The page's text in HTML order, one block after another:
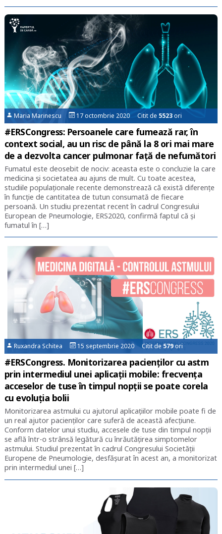
Maria Marinescu 17 octombrie 2020 Citit de 5523ori
#ERSCongress: Persoanele care fumează rar, în
context social, au un risc de până la 8 ori mai mare
de a dezvolta cancer pulmonar față de nefumători
Fumatul este deosebit de nociv: aceasta este o concluzie la care
medicina și societatea au ajuns de mult. Cu toate acestea,
studiile populaționale recente demonstrează că există diferențe
în funcție de cantitatea de tutun consumată de fiecare
persoană. Un studiu prezentat recent în cadrul Congresului
European de Pneumologie, ERS2020, confirmă faptul că și
fumatul în […]
Ruxandra Schitea 15 septembrie 2020 Citit de 579ori
#ERSCongress. Monitorizarea pacienților cu astm
prin intermediul unei aplicații mobile: frecvența
acceselor de tuse în timpul nopții se poate corela
cu evoluția bolii
Monitorizarea astmului cu ajutorul aplicațiilor mobile poate fi de
un real ajutor pacienților care suferă de această afecțiune.
Conform datelor unui studiu, accesele de tuse din timpul nopții
se află într-o strânsă legătură cu înrăutățirea simptomelor
astmului. Studiul prezentat în cadrul Congresului Societății
Europene de Pneumologie, desfășurat în acest an, a monitorizat
prin intermediul unei […]